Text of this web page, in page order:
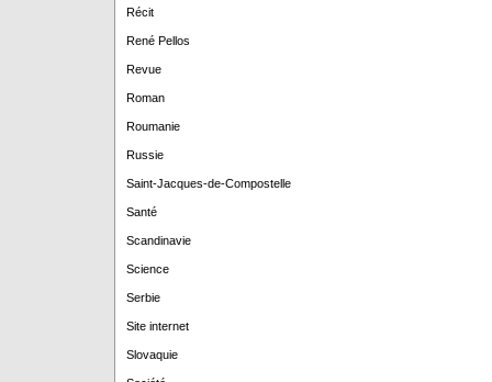
Récit
René Pellos
Revue
Roman
Roumanie
Russie
Saint-Jacques-de-Compostelle
Santé
Scandinavie
Science
Serbie
Site internet
Slovaquie